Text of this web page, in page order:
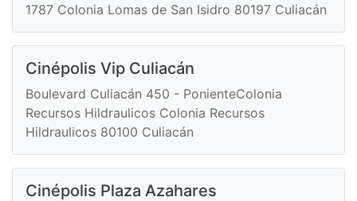
1787 Colonia Lomas de San Isidro 80197 Culiacán
Cinépolis Vip Culiacán
Boulevard Culiacán 450 - PonienteColonia
Recursos Hildraulicos Colonia Recursos
Hildraulicos 80100 Culiacán
Cinépolis Plaza Azahares